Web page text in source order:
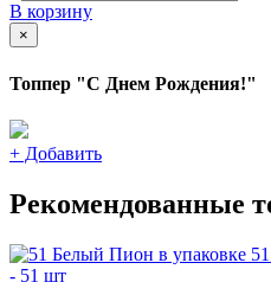
В корзину
×
Топпер "С Днем Рождения!"
+ Добавить
Рекомендованные
- 51 шт